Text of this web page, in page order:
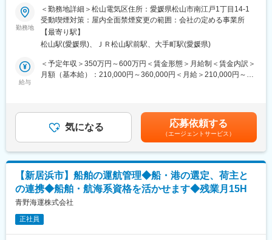
の2024年問題についても、コンプライアンスを遵守した経営を徹
底しており、長期就業いただくことが可能です。
変更の範囲：会社の定める業務
・パート・アルバイト：63名
■教育環境：
現場社員のOJT制度を通して業務のフォローさせていただきま
■同社の特長：
をくみ取り、最適な管理体制を実施しております。また物流業界
の2024年問題についても、コンプライアンスを遵守した経営を徹
底しており、長期就業いただくことが可能です。
変更の範囲：会社の定める業務
■業務内容：
当社の工務部「電気区」において、電気設備（電車線設備、電灯
設備、変電設備、信号設備、踏切保安設備、通信設備等）の検
査・保守メンテナンス業務に携わって頂きます。その他、工事発
注や施工管理業務もお任せします。
また、場合によって本社の電気課において四国全体の工事計画策
■入社後の流れ：
入社後はまず基礎知識をつけていただき、数年経過した後に適性
等を判断して「電気区」の中でも、電力設備／電気通信設備／電
■当社の特徴：
鉄道事業を中心にグループ全社を挙げ、四国地域の活性化や観光
振興による交流人口の拡大に積極的に取り組み、地域社会に信頼
され親しまれる企業を目指しています。
将来にわたって四国の鉄道ネットワークを維持することや、四国
の活性化に向けた抜本的な高速、高規格鉄道を実現するため、地
域社会から一層の理解を得られるよう取り組んでいます。
勤務地
＜勤務地詳細＞松山電気区住所：愛媛県松山市南江戸1丁目14-1
受動喫煙対策：屋内全面禁煙変更の範囲：会社の定める事業所
【最寄り駅】
松山駅(愛媛県)、ＪＲ松山駅前駅、大手町駅(愛媛県)
給与
＜予定年収＞350万円～600万円＜賃金形態＞月給制＜賃金内訳＞
月額（基本給）：210,000円～360,000円＜月給＞210,000円～
金額であり、選考を通じて上下する可能性があります。月給(月額)
は固定手当を含めた表記です。
気になる 応募依頼する
（エージェントサービス）
【新居浜市】船舶の運航管理◆船・港の選定、荷主と
の連携◆船舶・航海系資格を活かせます◆残業月15H
青野海運株式会社
正社員